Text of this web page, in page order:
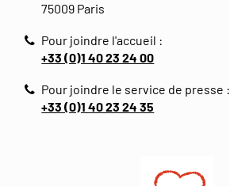
75009 Paris
Pour joindre l'accueil :
+33 (0)1 40 23 24 00
Pour joindre le service de presse :
+33 (0)1 40 23 24 35